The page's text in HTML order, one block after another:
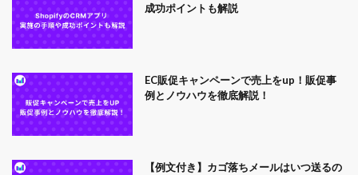
成功ポイントも解説
EC販促キャンペーンで売上をup！販促事
例とノウハウを徹底解説！
【例文付き】カゴ落ちメールはいつ送るの